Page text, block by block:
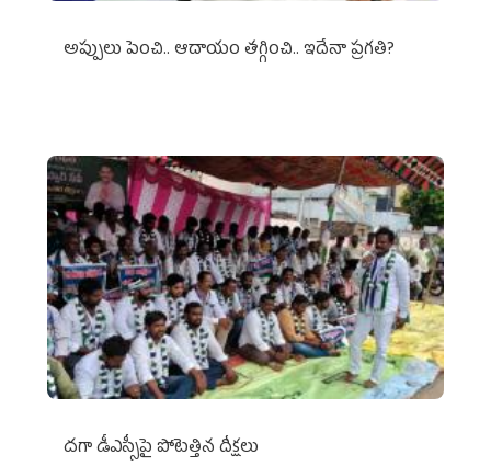
అప్పులు పెంచి.. ఆదాయం తగ్గించి.. ఇదేనా ప్రగతి?
దగా డీఎస్సీపై పోటెత్తిన దీక్షలు